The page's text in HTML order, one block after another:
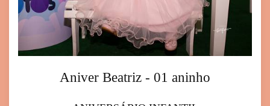
Aniver Beatriz - 01 aninho